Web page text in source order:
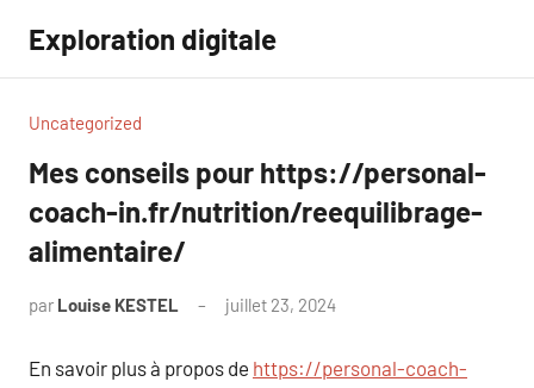
contenu
Exploration digitale
Uncategorized
Mes conseils pour https://personal-
coach-in.fr/nutrition/reequilibrage-
alimentaire/
par Louise KESTEL juillet 23, 2024
En savoir plus à propos de https://personal-coach-